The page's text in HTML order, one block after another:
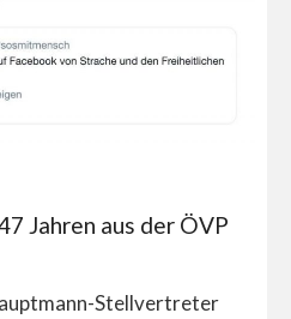
Jahren aus der ÖVP
Stellvertreter